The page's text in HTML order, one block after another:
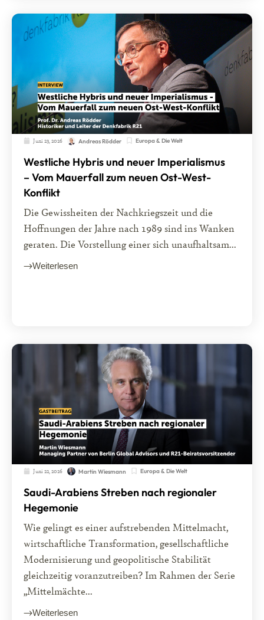
Juni 23, 2026 Andreas Rödder Europa & Die Welt
Westliche Hybris und neuer Imperialismus
– Vom Mauerfall zum neuen Ost-West-
Konflikt
Die Gewissheiten der Nachkriegszeit und die
Hoffnungen der Jahre nach 1989 sind ins Wanken
geraten. Die Vorstellung einer sich unaufhaltsam...
Weiterlesen
Juni 22, 2026 Martin Wiesmann Europa & Die Welt
Saudi-Arabiens Streben nach regionaler
Hegemonie
Wie gelingt es einer aufstrebenden Mittelmacht,
wirtschaftliche Transformation, gesellschaftliche
Modernisierung und geopolitische Stabilität
gleichzeitig voranzutreiben? Im Rahmen der Serie
„Mittelmächte...
Weiterlesen